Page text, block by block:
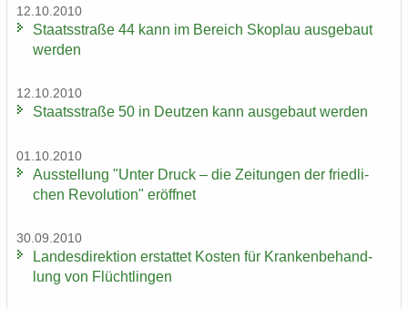
12.10.2010
Staats­stra­ße 44 kann im Be­reich Sko­plau aus­ge­baut
wer­den
12.10.2010
Staats­stra­ße 50 in Deut­zen kann aus­ge­baut wer­den
01.10.2010
Aus­stel­lung "Unter Druck – die Zei­tun­gen der fried­li­
chen Re­vo­lu­ti­on" er­öff­net
30.09.2010
Lan­des­di­rek­ti­on er­stat­tet Kos­ten für Kran­ken­be­hand­
lung von Flücht­lin­gen